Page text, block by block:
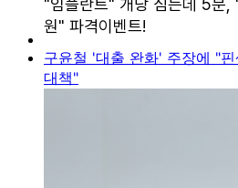
구윤철 '대출 완화' 주장에 "
대책"